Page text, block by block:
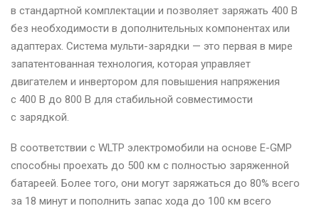
в стандартной комплектации и позволяет заряжать 400 В
без необходимости в дополнительных компонентах или
адаптерах. Система мульти-зарядки — это первая в мире
запатентованная технология, которая управляет
двигателем и инвертором для повышения напряжения
с 400 В до 800 В для стабильной совместимости
с зарядкой.
В соответствии с WLTP электромобили на основе E-GMP
способны проехать до 500 км с полностью заряженной
батареей. Более того, они могут заряжаться до 80% всего
за 18 минут и пополнить запас хода до 100 км всего